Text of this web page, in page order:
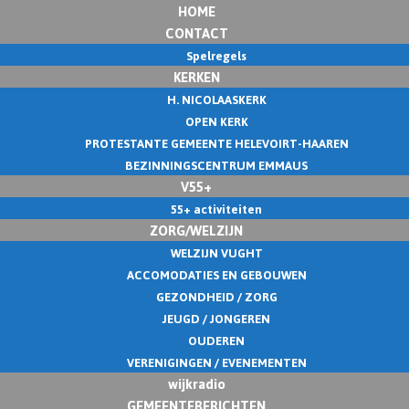
HOME
CONTACT
Spelregels
KERKEN
H. NICOLAASKERK
OPEN KERK
PROTESTANTE GEMEENTE HELEVOIRT-HAAREN
BEZINNINGSCENTRUM EMMAUS
V55+
55+ activiteiten
ZORG/WELZIJN
WELZIJN VUGHT
ACCOMODATIES EN GEBOUWEN
GEZONDHEID / ZORG
JEUGD / JONGEREN
OUDEREN
VERENIGINGEN / EVENEMENTEN
wijkradio